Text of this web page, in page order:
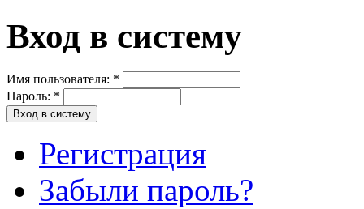
Вход в систему
Имя пользователя: *
Пароль: *
Регистрация
Забыли пароль?